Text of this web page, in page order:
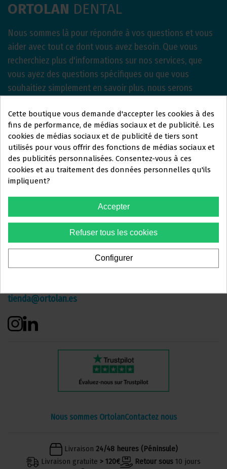
Ce site Web s'adresse
exclusivementà
SECTEUR DENTAIRE
Vous devez confirmer que vous
êtes unprofessionnel dentaire
Oui, je suis professionnel
ORTOLAN DENTAL
Nous sommes là pour répondre à vos questions et vous
aider avec tout ce dont vous avez besoin. Que vous
recherchiez plus d'informations sur nos services, que
vous ayez des questions spécifiques ou que vous
souhaitiez simplement en savoir plus, nous serons
CONTACTEZ-NOUS >>
Avda. de los Olmos, 1
P. Inbisa. Edificio A • 1º- Dpto. 107
01013 Vitoria (España)
tienda@ortolan.es
Nous sommes OrtolanContactez nous
Livraison 24/48 heures (Péninsule)
Livraison gratuite > 120€ Retour sous 10 jours
Cette boutique vous demande d'accepter les cookies à des
fins de performance, de médias sociaux et de publicité. Les
cookies de médias sociaux et de publicité de tiers sont
utilisés pour vous offrir des fonctions de médias sociaux et
des publicités personnalisées. Consentez-vous à ces
cookies et au traitement des données personnelles qu'ils
impliquent?
Accepter
Refuser tous les cookies
Configurer